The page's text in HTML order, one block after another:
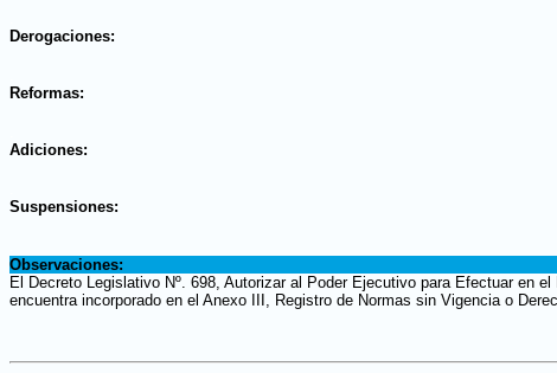
Derogaciones:
Reformas:
Adiciones:
Suspensiones:
Observaciones:
El Decreto Legislativo Nº. 698, Autorizar al Poder Ejecutivo para Efectuar en
encuentra incorporado en el Anexo III, Registro de Normas sin Vigencia o